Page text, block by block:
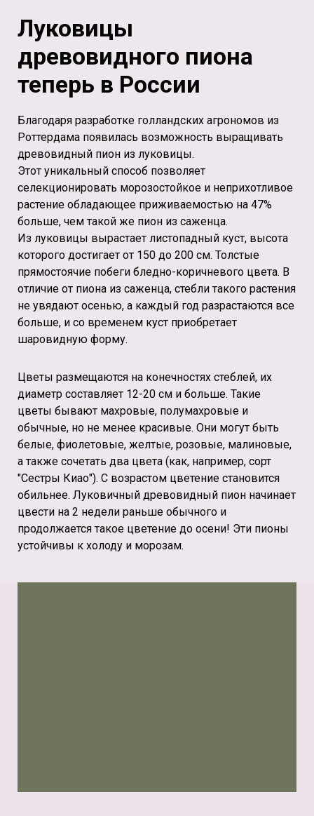
Луковицы
древовидного пиона
теперь в России
Благодаря разработке голландских агрономов из
Роттердама появилась возможность выращивать
древовидный пион из луковицы.
Этот уникальный способ позволяет
селекционировать морозостойкое и неприхотливое
растение обладающее приживаемостью на 47%
больше, чем такой же пион из саженца.
Из луковицы вырастает листопадный куст, высота
которого достигает от 150 до 200 см. Толстые
прямостоячие побеги бледно-коричневого цвета. В
отличие от пиона из саженца, стебли такого растения
не увядают осенью, а каждый год разрастаются все
больше, и со временем куст приобретает
шаровидную форму.
Цветы размещаются на конечностях стеблей, их
диаметр составляет 12-20 см и больше. Такие
цветы бывают махровые, полумахровые и
обычные, но не менее красивые. Они могут быть
белые, фиолетовые, желтые, розовые, малиновые,
а также сочетать два цвета (как, например, сорт
"Сестры Киао"). С возрастом цветение становится
обильнее. Луковичный древовидный пион начинает
цвести на 2 недели раньше обычного и
продолжается такое цветение до осени! Эти пионы
устойчивы к холоду и морозам.